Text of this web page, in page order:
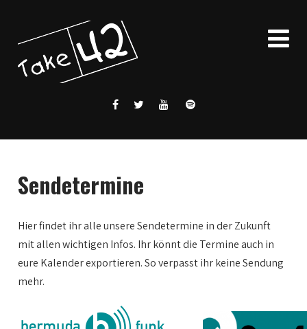
Sendetermine
Hier findet ihr alle unsere Sendetermine in der Zukunft
mit allen wichtigen Infos. Ihr könnt die Termine auch in
eure Kalender exportieren. So verpasst ihr keine Sendung
mehr.